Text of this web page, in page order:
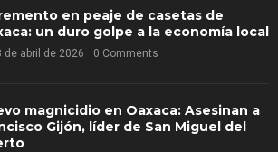
en peaje de casetas de
un duro golpe a la economía local
de abril de 2026 0 Comments
magnicidio en Oaxaca: Asesinan a
Gijón, líder de San Miguel del